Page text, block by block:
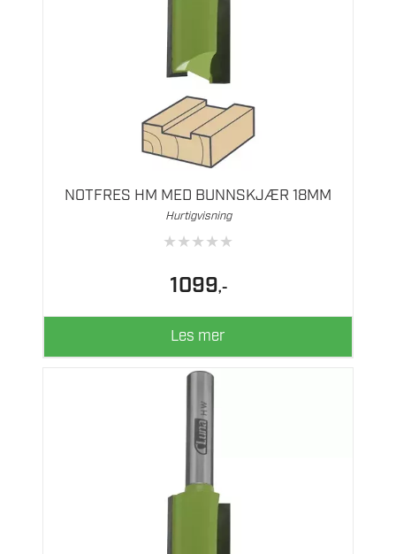
NOTFRES HM MED BUNNSKJÆR 18MM
Hurtigvisning
★★★★★
1099,-
Les mer